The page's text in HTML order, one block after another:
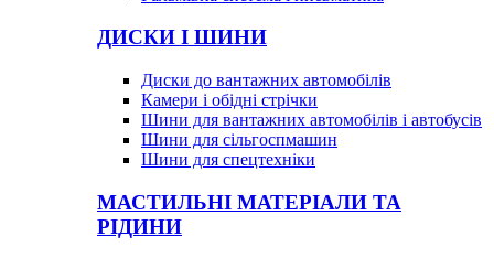
ДИСКИ І ШИНИ
Диски до вантажних автомобілів
Камери і обідні стрічки
Шини для вантажних автомобілів і автобусів
Шини для сільгоспмашин
Шини для спецтехніки
МАСТИЛЬНІ МАТЕРІАЛИ ТА
РІДИНИ